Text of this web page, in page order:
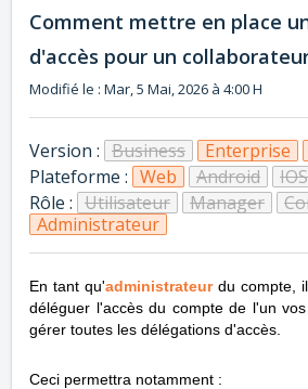
Comment mettre en place
d'accès pour un
Modifié le : Mar, 5 Mai, 2026 à 4:00 H
Version : Business Enterprise
Plateforme : Web Android
IOS
Rôle : Utilisateur Manager
Administrateur
En tant qu'administrateur du compte,
déléguer l'accès du compte de l'un
gérer toutes les délégations d'accès.
Ceci permettra notamment :